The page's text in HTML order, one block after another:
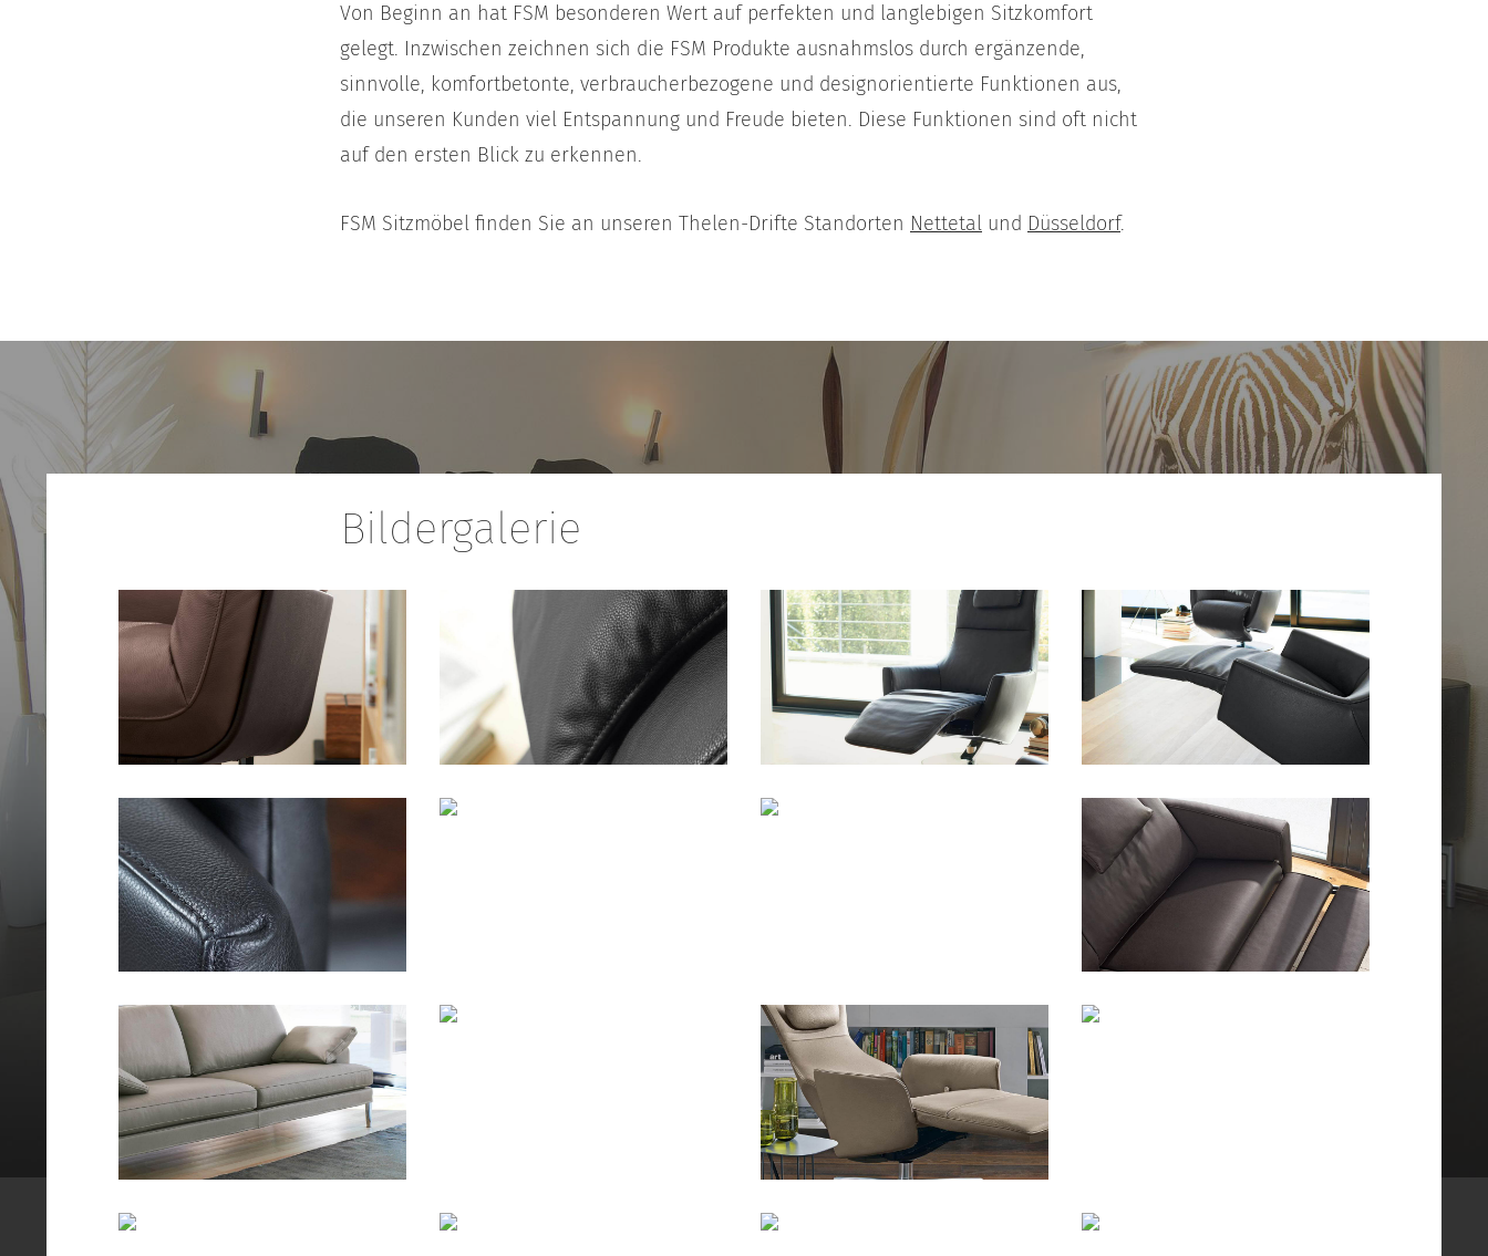
Von Beginn an hat FSM besonderen Wert auf perfekten und langlebigen Sitzkomfort
gelegt. Inzwischen zeichnen sich die FSM Produkte ausnahmslos durch ergänzende,
sinnvolle, komfortbetonte, verbraucherbezogene und designorientierte Funktionen aus,
die unseren Kunden viel Entspannung und Freude bieten. Diese Funktionen sind oft nicht
auf den ersten Blick zu erkennen.
FSM Sitzmöbel finden Sie an unseren Thelen-Drifte Standorten Nettetal und Düsseldorf.
Bildergalerie